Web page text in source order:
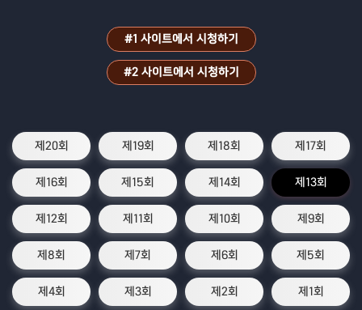
#1 사이트에서 시청하기
#2 사이트에서 시청하기
제20회 제19회 제18회 제17회
제16회 제15회 제14회 제13회
제12회 제11회 제10회 제9회
제8회 제7회 제6회 제5회
제4회 제3회 제2회 제1회